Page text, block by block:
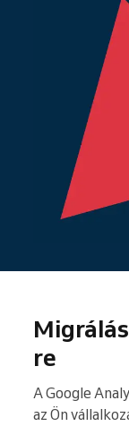
re
A Google
az Ön